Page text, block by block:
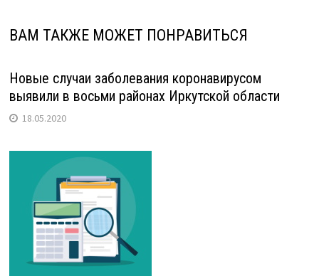
ВАМ ТАКЖЕ МОЖЕТ ПОНРАВИТЬСЯ
Новые случаи заболевания коронавирусом
выявили в восьми районах Иркутской области
18.05.2020